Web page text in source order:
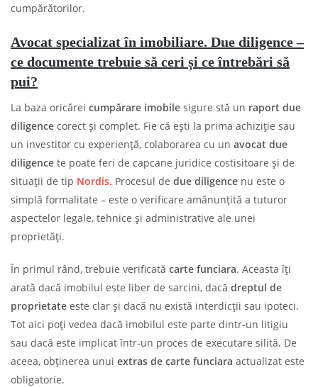
cumpărătorilor.
Avocat specializat în imobiliare. Due diligence –
ce documente trebuie să ceri și ce întrebări să
pui?
La baza oricărei cumpărare imobile sigure stă un raport due
diligence corect și complet. Fie că ești la prima achiziție sau
un investitor cu experiență, colaborarea cu un avocat due
diligence te poate feri de capcane juridice costisitoare și de
situații de tip Nordis. Procesul de due diligence nu este o
simplă formalitate – este o verificare amănunțită a tuturor
aspectelor legale, tehnice și administrative ale unei
proprietăți.
În primul rând, trebuie verificată carte funciara. Aceasta îți
arată dacă imobilul este liber de sarcini, dacă dreptul de
proprietate este clar și dacă nu există interdicții sau ipoteci.
Tot aici poți vedea dacă imobilul este parte dintr-un litigiu
sau dacă este implicat într-un proces de executare silită. De
aceea, obținerea unui extras de carte funciara actualizat este
obligatorie.